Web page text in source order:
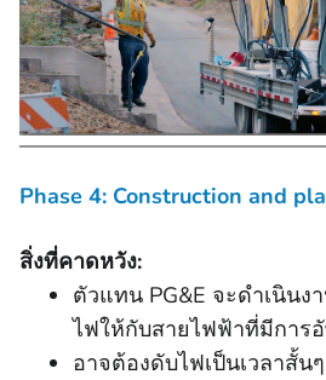
Phase 4: Construction and
สิ่งที่คาดหวัง:
ตัวแทน PG&E จะดำเนินง
ไฟให้กับสายไฟฟ้าที่มีการ
อาจต้องดับไฟเป็นเวลาสั้น